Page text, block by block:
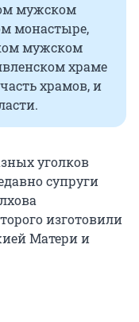
мужском
монастыре,
мужском
храме
храмов, и
уголков
супруги
изготовили
Матери и